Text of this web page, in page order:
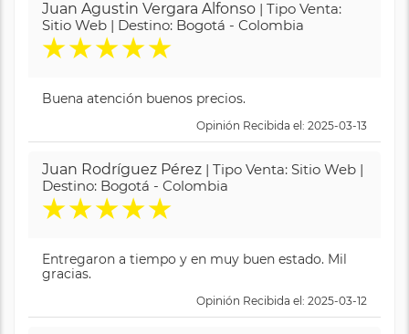
Juan Agustin Vergara Alfonso | Tipo Venta:
Sitio Web | Destino: Bogotá - Colombia
★★★★★
Buena atención buenos precios.
Opinión Recibida el: 2025-03-13
Juan Rodríguez Pérez | Tipo Venta: Sitio Web |
Destino: Bogotá - Colombia
★★★★★
Entregaron a tiempo y en muy buen estado. Mil
gracias.
Opinión Recibida el: 2025-03-12